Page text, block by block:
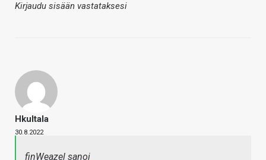
Kirjaudu sisään vastataksesi
Hkultala
30.8.2022
finWeazel sanoi